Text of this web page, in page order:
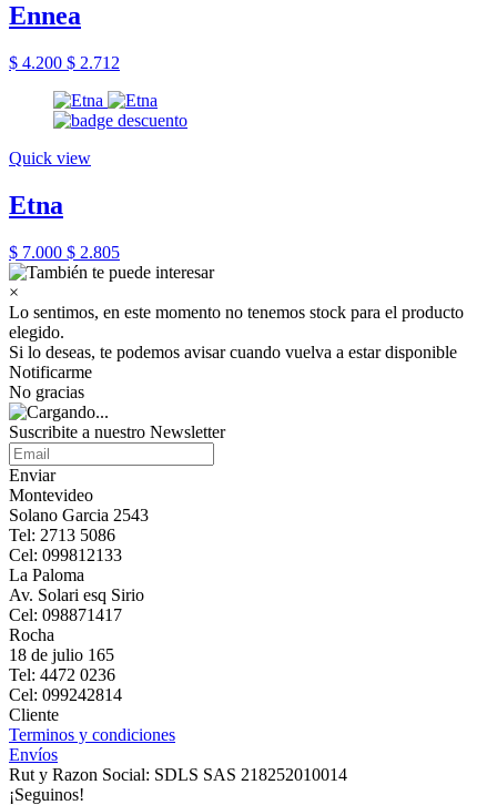
Ennea
$ 4.200 $ 2.712
Quick view
Etna
$ 7.000 $ 2.805
×
Lo sentimos, en este momento no tenemos stock para el producto
elegido.
Si lo deseas, te podemos avisar cuando vuelva a estar disponible
Notificarme
No gracias
Suscribite a nuestro Newsletter
Enviar
Montevideo
Solano Garcia 2543
Tel: 2713 5086
Cel: 099812133
La Paloma
Av. Solari esq Sirio
Cel: 098871417
Rocha
18 de julio 165
Tel: 4472 0236
Cel: 099242814
Cliente
Terminos y condiciones
Envíos
Rut y Razon Social: SDLS SAS 218252010014
¡Seguinos!